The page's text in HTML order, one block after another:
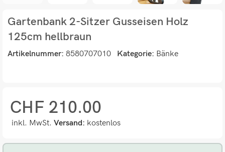
Gartenbank 2-Sitzer Gusseisen Holz
125cm hellbraun
Artikelnummer: 8580707010 Kategorie: Bänke
CHF 210.00
inkl. MwSt. Versand: kostenlos